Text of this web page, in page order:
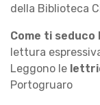
della Biblioteca
Come ti seduco
lettura
Leggono le
Portogruaro